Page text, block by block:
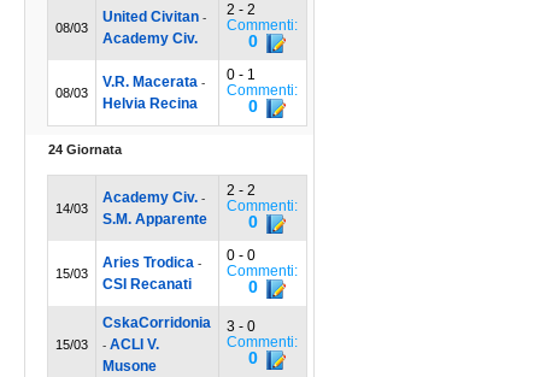
08/03
United Civitan-
Academy Civ.
2 - 2
Commenti:
0
08/03
V.R. Macerata-
Helvia Recina
0 - 1
Commenti:
0
24 Giornata
14/03
Academy Civ.-
S.M. Apparente
2 - 2
Commenti:
0
15/03
Aries Trodica-
CSI Recanati
0 - 0
Commenti:
0
15/03
CskaCorridonia
- ACLI V.
Musone
3 - 0
Commenti:
0